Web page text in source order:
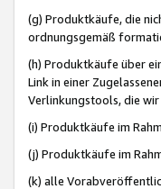
(g) Produktkäufe, die
ordnungsgemäß
(h) Produktkäufe über
Link in einer
Verlinkungstools, die
(i) Produktkäufe im
(j) Produktkäufe im
(k) alle